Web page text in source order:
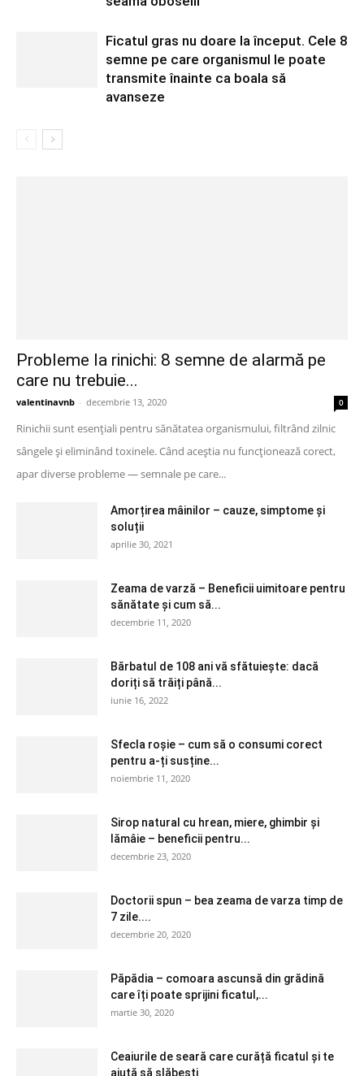
Ficatul gras nu doare la început. Cele 8
semne pe care organismul le poate
transmite înainte ca boala să
avanseze
Probleme la rinichi: 8 semne de alarmă pe
care nu trebuie...
valentinavnb - decembrie 13, 2020 0
Rinichii sunt esențiali pentru sănătatea organismului, filtrând zilnic
sângele și eliminând toxinele. Când aceștia nu funcționează corect,
apar diverse probleme — semnale pe care...
Amorțirea mâinilor – cauze, simptome și
soluții
aprilie 30, 2021
Zeama de varză – Beneficii uimitoare pentru
sănătate și cum să...
decembrie 11, 2020
Bărbatul de 108 ani vă sfătuiește: dacă
doriți să trăiți până...
iunie 16, 2022
Sfecla roșie – cum să o consumi corect
pentru a-ți susține...
noiembrie 11, 2020
Sirop natural cu hrean, miere, ghimbir și
lămâie – beneficii pentru...
decembrie 23, 2020
Doctorii spun – bea zeama de varza timp de
7 zile....
decembrie 20, 2020
Păpădia – comoara ascunsă din grădină
care îți poate sprijini ficatul,...
martie 30, 2020
Ceaiurile de seară care curăță ficatul și te
ajută să slăbești